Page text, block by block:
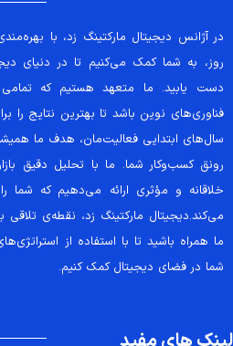
در آژانس دیجیتال مارکتینگ زد، با
روز، به شما کمک می‌کنیم تا در دنیای
دست یابید. ما متعهد هستیم که
فناوری‌های نوین باشد تا بهترین نتایج را
سال‌های ابتدایی فعالیت‌مان، هدف ما
رونق کسب‌وکار شما. ما با تحلیل دقیق
خلاقانه و مؤثری ارائه می‌دهیم که
می‌کند.دیجیتال مارکتینگ زد، نقطه‌ی تلاقی
ما همراه باشید تا با استفاده از
شما در فضای دیجیتال کمک کنیم.